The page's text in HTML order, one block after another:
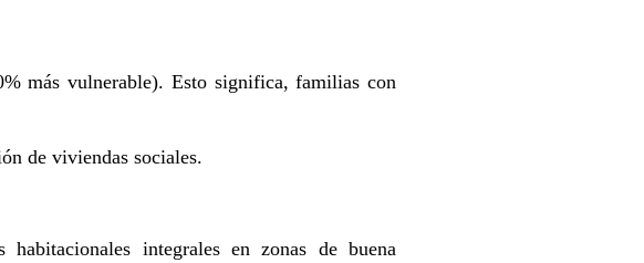
más vulnerable). Esto significa, familias con
de viviendas sociales.
integrales en zonas de buena